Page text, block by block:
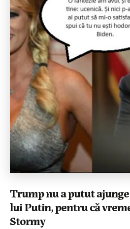
Trump nu a putut
lui Putin, pentru că
Stormy